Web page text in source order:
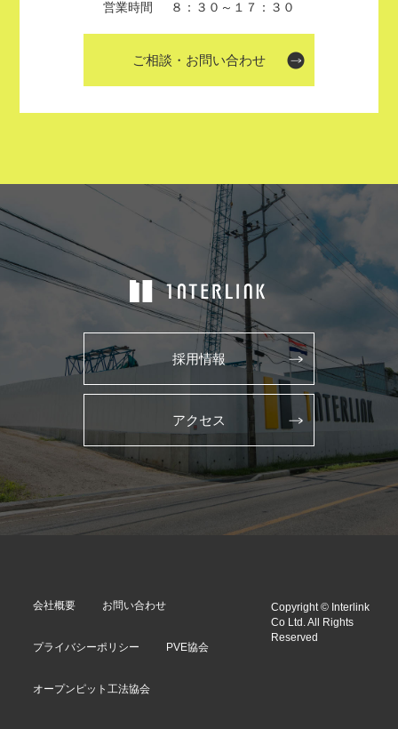
営業時間 ８：３０～１７：３０
ご相談・お問い合わせ
採用情報
アクセス
会社概要 お問い合わせ
プライバシーポリシー PVE協会
オープンピット工法協会
Copyright © Interlink
Co Ltd. All Rights
Reserved